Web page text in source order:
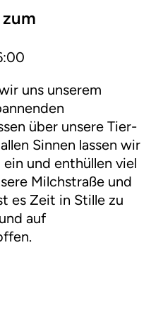
uns unserem
über unsere Tier-
Sinnen lassen wir
und enthüllen viel
Milchstraße und
es Zeit in Stille zu
auf